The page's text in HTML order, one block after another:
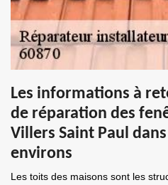
Les informations à
de réparation des
Villers Saint Paul
environs
Les toits des maisons sont les